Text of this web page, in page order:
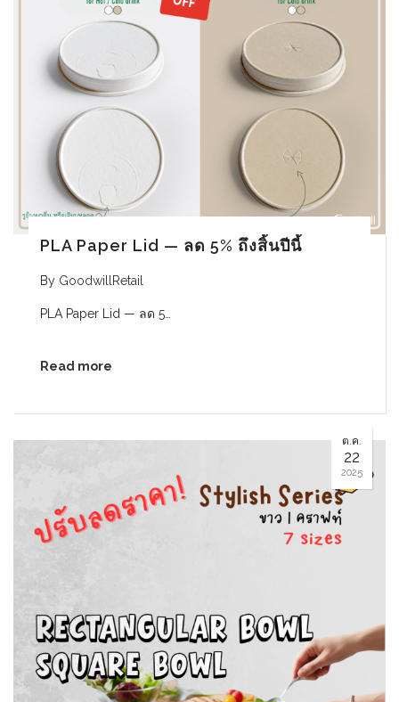
PLA Paper Lid — ลด 5% ถึงสิ้นปีนี้
By GoodwillRetail
PLA Paper Lid — ลด 5…
Read more
ต.ค.
22
2025